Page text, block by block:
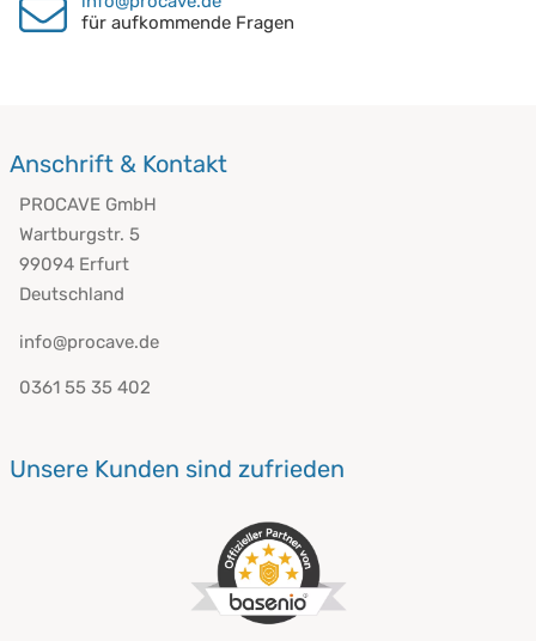
für aufkommende Fragen
Anschrift & Kontakt
PROCAVE GmbH
Wartburgstr. 5
99094 Erfurt
Deutschland
info@procave.de
0361 55 35 402
Unsere Kunden sind zufrieden